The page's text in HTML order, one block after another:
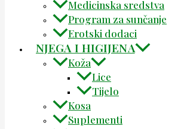
Medicinska sredstva
Program za sunčanje
Erotski dodaci
NJEGA I HIGIJENA
Koža
Lice
Tijelo
Kosa
Suplementi